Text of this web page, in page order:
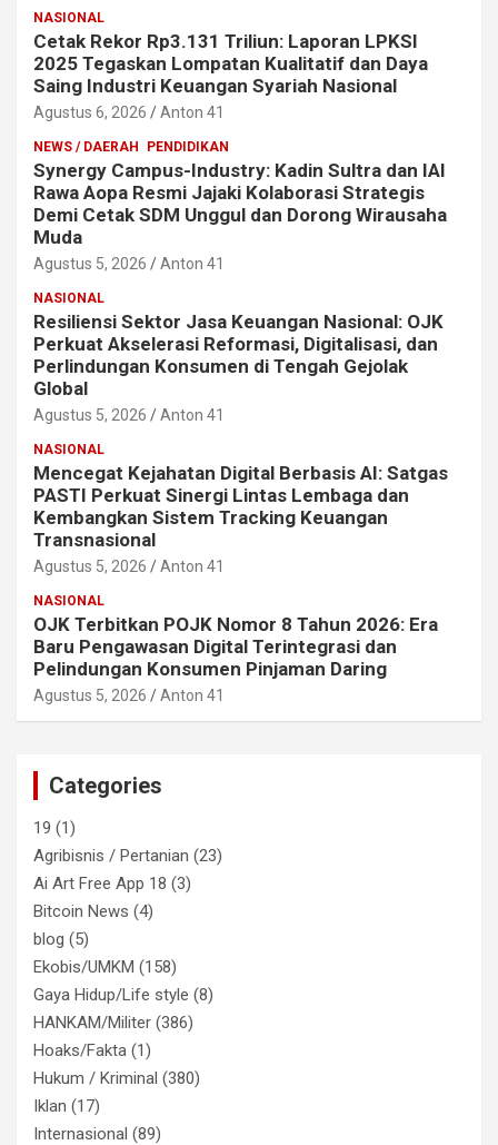
NASIONAL
Cetak Rekor Rp3.131 Triliun: Laporan LPKSI
2025 Tegaskan Lompatan Kualitatif dan Daya
Saing Industri Keuangan Syariah Nasional
Agustus 6, 2026 Anton 41
NEWS / DAERAH PENDIDIKAN
Synergy Campus-Industry: Kadin Sultra dan IAI
Rawa Aopa Resmi Jajaki Kolaborasi Strategis
Demi Cetak SDM Unggul dan Dorong Wirausaha
Muda
Agustus 5, 2026 Anton 41
NASIONAL
Resiliensi Sektor Jasa Keuangan Nasional: OJK
Perkuat Akselerasi Reformasi, Digitalisasi, dan
Perlindungan Konsumen di Tengah Gejolak
Global
Agustus 5, 2026 Anton 41
NASIONAL
Mencegat Kejahatan Digital Berbasis AI: Satgas
PASTI Perkuat Sinergi Lintas Lembaga dan
Kembangkan Sistem Tracking Keuangan
Transnasional
Agustus 5, 2026 Anton 41
NASIONAL
OJK Terbitkan POJK Nomor 8 Tahun 2026: Era
Baru Pengawasan Digital Terintegrasi dan
Pelindungan Konsumen Pinjaman Daring
Agustus 5, 2026 Anton 41
Categories
19 (1)
Agribisnis / Pertanian (23)
Ai Art Free App 18 (3)
Bitcoin News (4)
blog (5)
Ekobis/UMKM (158)
Gaya Hidup/Life style (8)
HANKAM/Militer (386)
Hoaks/Fakta (1)
Hukum / Kriminal (380)
Iklan (17)
Internasional (89)